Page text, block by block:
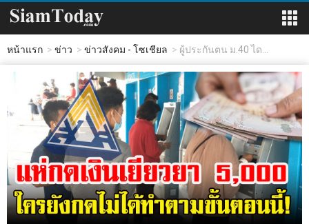
หน้าแรก ข่าว ข่าวสังคม - โซเชียล ผู้ประกันตน ม.40 ได...